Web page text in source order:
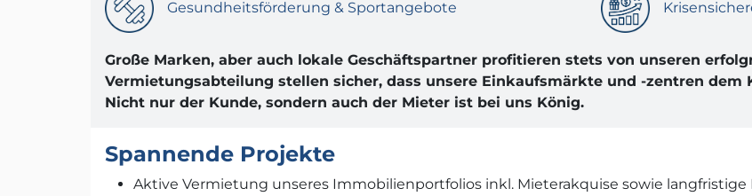
Gesundheitsförderung & Sportangebote
Große Marken, aber auch lokale Geschäftspartner profitieren stets von unseren
Vermietungsabteilung stellen sicher, dass unsere Einkaufsmärkte und -zentren
Nicht nur der Kunde, sondern auch der Mieter ist bei uns König.
Spannende Projekte
Aktive Vermietung unseres Immobilienportfolios inkl. Mieterakquise sowie